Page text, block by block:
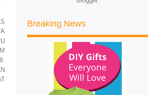
Lirik Lagu Penglipur Lara - Hazama
Hadiah dari Pixy Malaysia
Wordless WedNesday #Simple
RINDU AWAK 200% EPISOD 25 |
Breaking News